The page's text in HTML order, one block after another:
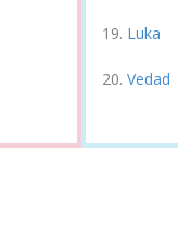
Luka
Vedad